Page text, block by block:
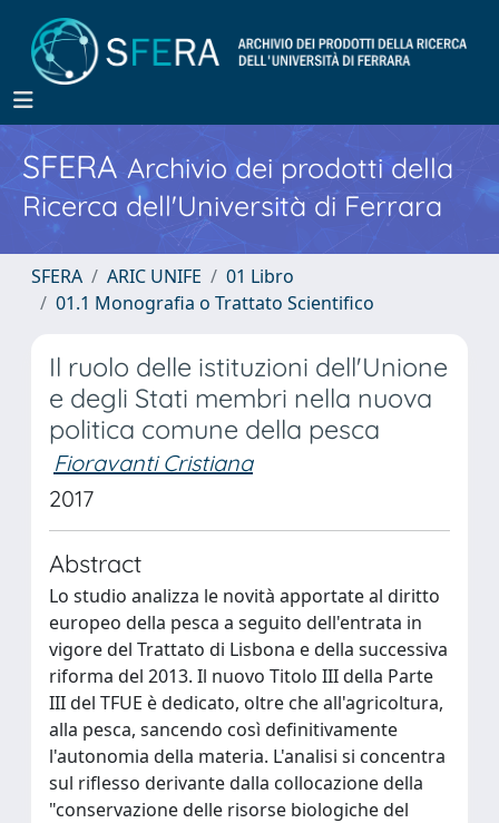
SFERA Archivio dei prodotti della
Ricerca dell'Università di Ferrara
SFERA ARIC UNIFE
01 Libro
01.1 Monografia o Trattato Scientifico
Il ruolo delle istituzioni dell'Unione
e degli Stati membri nella nuova
politica comune della pesca
Fioravanti Cristiana
2017
Abstract
Lo studio analizza le novità apportate al diritto
europeo della pesca a seguito dell'entrata in
vigore del Trattato di Lisbona e della successiva
riforma del 2013. Il nuovo Titolo III della Parte
III del TFUE è dedicato, oltre che all'agricoltura,
alla pesca, sancendo così definitivamente
l'autonomia della materia. L'analisi si concentra
sul riflesso derivante dalla collocazione della
"conservazione delle risorse biologiche del